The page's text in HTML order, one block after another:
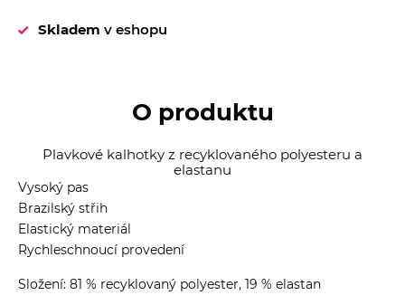
Skladem v eshopu
O produktu
Plavkové kalhotky z recyklovaného polyesteru a
elastanu
Vysoký pas
Brazilský střih
Elastický materiál
Rychleschnoucí provedení
Složení: 81 % recyklovaný polyester, 19 % elastan